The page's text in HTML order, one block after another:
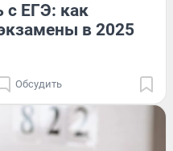
с ЕГЭ: как
в 2025
Обсудить